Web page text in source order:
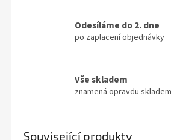
Odesíláme do 2. dne
po zaplacení objednávky
Vše skladem
znamená opravdu skladem
Související produkty